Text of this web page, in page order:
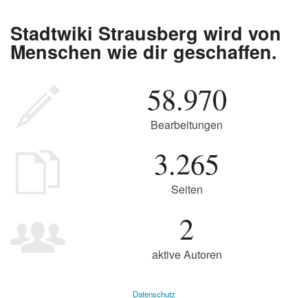
Stadtwiki Strausberg wird von
Menschen wie dir geschaffen.
58.970
Bearbeitungen
3.265
Seiten
2
aktive Autoren
Datenschutz